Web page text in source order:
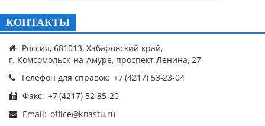
КОНТАКТЫ
Россия, 681013, Хабаровский край,
г. Комсомольск-на-Амуре, проспект Ленина, 27
Телефон для справок:
Факс:
Email: